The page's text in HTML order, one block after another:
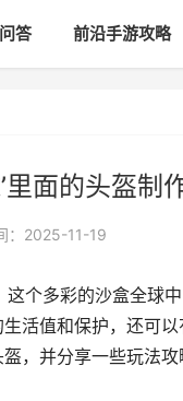
答 前沿手游攻略
面的头盔制
：2025-11-19
这个多彩的沙盒全球
活值和保护，还可
，并分享一些玩法